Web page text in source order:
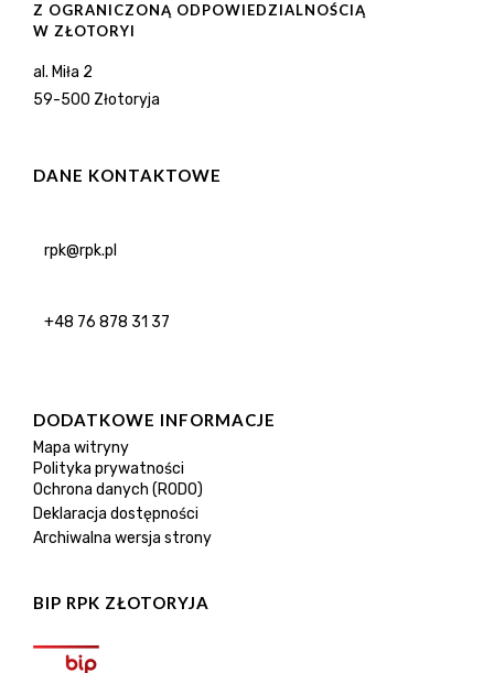
Z OGRANICZONĄ ODPOWIEDZIALNOŚCIĄ
W ZŁOTORYI
al. Miła 2
59-500 Złotoryja
DANE KONTAKTOWE
rpk@rpk.pl
+48 76 878 31 37
DODATKOWE INFORMACJE
Mapa witryny
Polityka prywatności
Ochrona danych (RODO)
Deklaracja dostępności
Archiwalna wersja strony
BIP RPK ZŁOTORYJA